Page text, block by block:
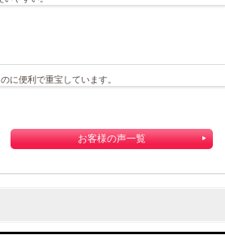
に便利で重宝しています。
お客様の声一覧